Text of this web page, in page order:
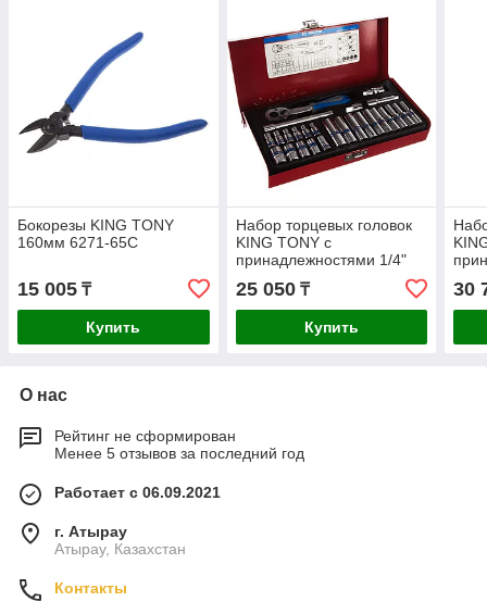
Бокорезы KING TONY
160мм 6271-65C
15 005 ₸
Купить
Набор торцевых головок
KING TONY с
принадлежностями 1/4"
шестигранные 4-13 мм 26
шт. 2526MR
25 050₸
Купить
шт.
30
О нас
Рейтинг не сформирован
Менее 5 отзывов за последний год
Работает с 06.09.2021
г. Атырау
Атырау, Казахстан
Контакты